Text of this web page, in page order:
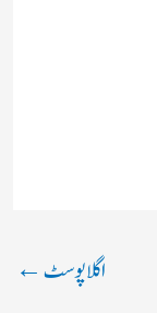
اگلا پوسٹ←